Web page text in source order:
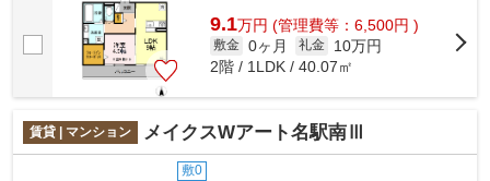
9.1万円 (管理費等：6,500円 )
敷金 0ヶ月 礼金
10万円
2階 / 1LDK / 40.07㎡
賃貸 | マンション メイクスWアート名駅南Ⅲ
敷0